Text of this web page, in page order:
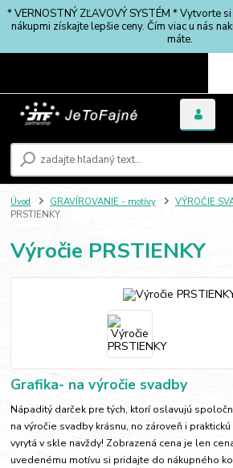
* VERNOSTNÝ ZĽAVOVÝ SYSTÉM * Vytvorte
nákupmi získajte lepšie ceny. Čím viac u nás
máte.
Úvod GRAVÍROVANIE - motívy VÝROČIE
PRSTIENKY
Výročie PRSTIENKY
Grafika- na výročie svadby
Nápaditý darček pre tých, ktorí oslavujú
na výročie svadby krásnu, no zároveň i
vyrytá v skle navždy! Zobrazená cena je len
uvedenému motívu si pridajte do nákupného